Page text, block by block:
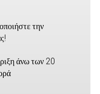
την
άνω των 20